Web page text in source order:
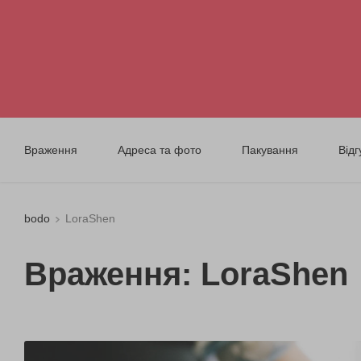
Враження Адреса та фото Пакування
bodo LoraShen
Враження: LoraShen